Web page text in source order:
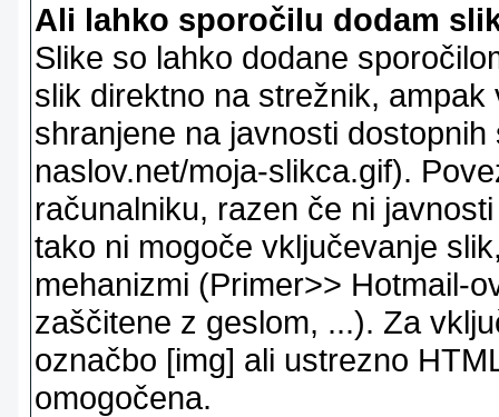
Ali lahko sporočilu dodam
Slike so lahko dodane
slik direktno na strežnik,
shranjene na javnosti
naslov.net/moja-slikca.gif).
računalniku, razen če ni
tako ni mogoče vključevanje
mehanizmi (Primer>> Hotmail-
zaščitene z geslom, ...). Za
označbo [img] ali ustrezno
omogočena.